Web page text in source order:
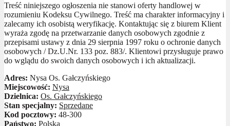
Treść niniejszego ogłoszenia nie stanowi oferty handlowej w
rozumieniu Kodeksu Cywilnego. Treść ma charakter informacyjny i
zalecamy ich osobistą weryfikację. Kontaktując się z biurem Klient
wyraża zgodę na przetwarzanie danych osobowych zgodnie z
przepisami ustawy z dnia 29 sierpnia 1997 roku o ochronie danych
osobowych / Dz.U.Nr. 133 poz. 883/. Klientowi przysługuje prawo
do wglądu do swoich danych osobowych i ich aktualizacji.
Adres: Nysa Os. Gałczyńskiego
Miejscowość: Nysa
Dzielnica: Os. Gałczyńskiego
Stan specjalny: Sprzedane
Kod pocztowy: 48-300
Państwo: Polska